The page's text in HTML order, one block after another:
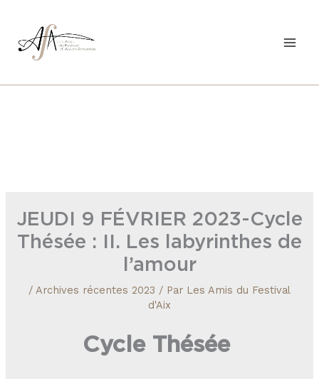
contenu
JEUDI 9 FÉVRIER 2023-Cycle
Thésée : II. Les labyrinthes de
l’amour
/ Archives récentes 2023 / Par Les Amis du Festival
d'Aix
Cycle Thésée